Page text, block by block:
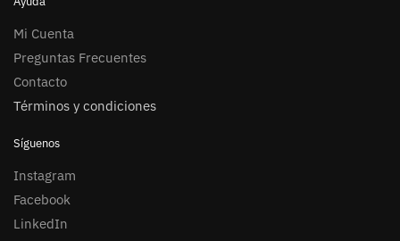
Mi Cuenta
Preguntas Frecuentes
Contacto
Términos y condiciones
Síguenos
Instagram
Facebook
LinkedIn